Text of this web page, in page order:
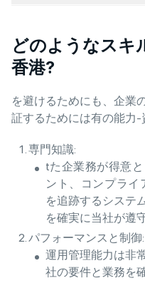
どのようなスキ
香港?
を避けるためにも、企業
証するためには有の能力-
専門知識:
tた企業務が得意
ント、コンプライ
を追跡するシステ
を確実に当社が遵
パフォーマンスと制御:
運用管理能力は非
社の要件と業務を